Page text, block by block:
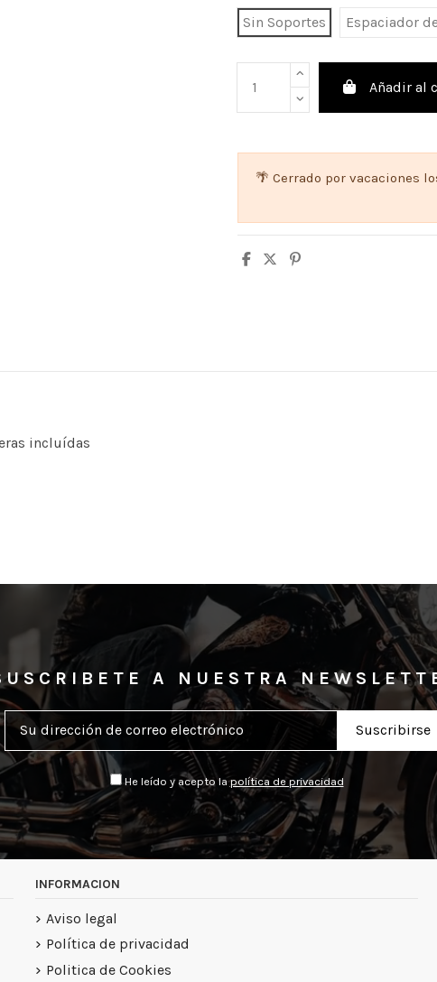
Sin Soportes
Espaciador
Añadir al
🌴 Cerrado por vacaciones
incluídas
A NUESTRA
He leído y acepto la política de privacidad
INFORMACION
Aviso legal
Política de privacidad
Politica de Cookies